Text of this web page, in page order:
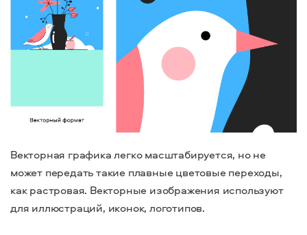
Векторная графика легко масштабируется, но не
может передать такие плавные цветовые переходы,
как растровая. Векторные изображения используют
для иллюстраций, иконок, логотипов.